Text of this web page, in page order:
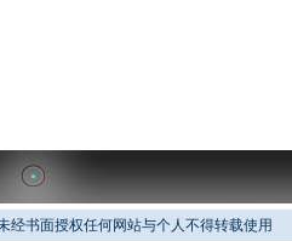
经书面授权任何网站与个人不得转载使用